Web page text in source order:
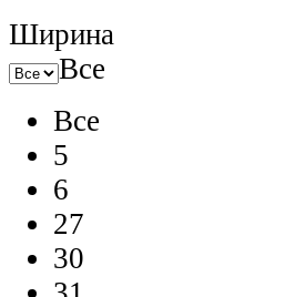
Ширина
Все
Все
5
6
27
30